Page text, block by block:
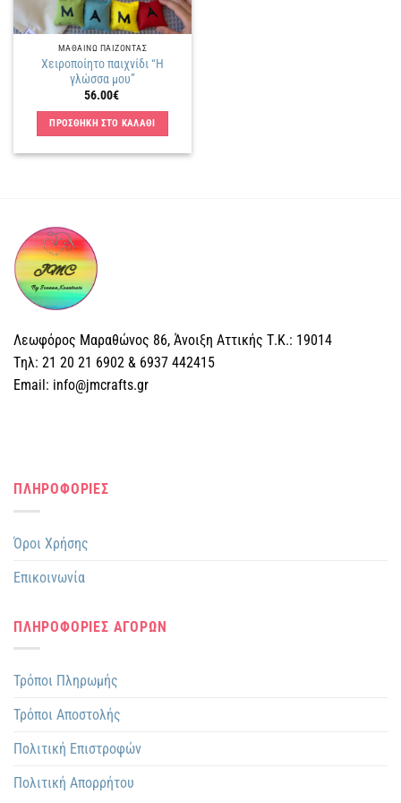
ΜΑΘΑΙΝΩ ΠΑΙΖΟΝΤΑΣ
Χειροποίητο παιχνίδι “Η
γλώσσα μου”
56.00€
ΠΡΟΣΘΗΚΗ ΣΤΟ ΚΑΛΑΘΙ
Λεωφόρος Μαραθώνος 86, Άνοιξη Αττικής Τ.Κ.: 19014
Tηλ: 21 20 21 6902 & 6937 442415
Email: info@jmcrafts.gr
ΠΛΗΡΟΦΟΡΙΕΣ
Όροι Χρήσης
Επικοινωνία
ΠΛΗΡΟΦΟΡΙΕΣ ΑΓΟΡΩΝ
Τρόποι Πληρωμής
Τρόποι Αποστολής
Πολιτική Επιστροφών
Πολιτική Απορρήτου